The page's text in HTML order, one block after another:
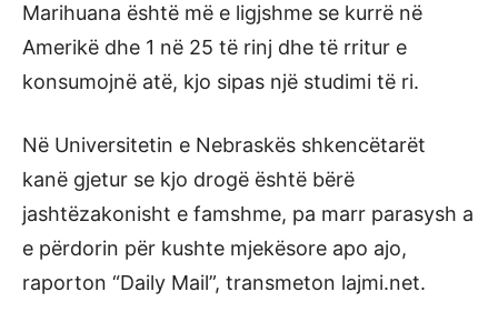
Marihuana është më e ligjshme se kurrë në
Amerikë dhe 1 në 25 të rinj dhe të rritur e
konsumojnë atë, kjo sipas një studimi të ri.
Në Universitetin e Nebraskës shkencëtarët
kanë gjetur se kjo drogë është bërë
jashtëzakonisht e famshme, pa marr parasysh a
e përdorin për kushte mjekësore apo ajo,
raporton “Daily Mail”, transmeton lajmi.net.